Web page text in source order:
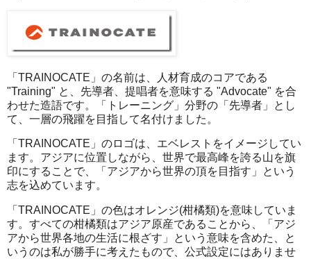
「TRAINOCATE」の名前は、人材育成のコアである
"Training" と、先導者、提唱者を意味する "Advocate" を合
わせた造語です。「トレーニング」分野の「先導者」とし
て、一層の飛躍を目指して名付けました。
「TRAINOCATE」のロゴは、エベレストをイメージしてい
ます。アジアに位置しながら、世界で最高峰を誇る山を旗
印にすることで、「アジアから世界の頂を目指す」という
志を込めています。
「TRAINOCATE」の色はオレンジ(柑橘類)を意味していま
す。すべての柑橘類はアジア原産であることから、「アジ
アから世界各地の生活に根ざす」という意味を含めた、と
いうのは私が勝手に考えたもので、公式設定にはありませ